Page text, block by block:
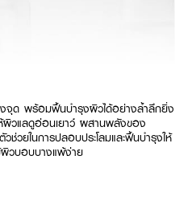
รงจุด พร้อมฟื้นบำรุงผิวได้อย่างล้ำลึกยิ่ง
ผิวแลดูอ่อนเยาว์ ผสานพลังของ
ช่วยในการปลอบประโลมและฟื้นบำรุงให้
วบอบบางแพ้ง่าย